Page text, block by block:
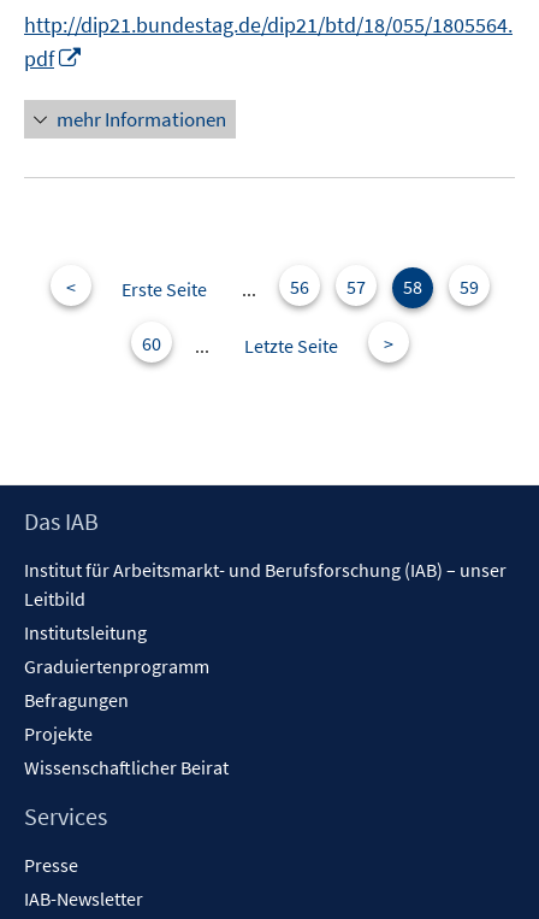
ö
f
n
n
http://dip21.bundestag.de/dip21/btd/18/055/1805564.
pdf
n
e
u
e
n
f
f
e
n
mehr Informationen
< Erste Seite ... 56 57 58 59
60 ... Letzte Seite >
Footer
Das IAB
Institut für Arbeitsmarkt- und Berufsforschung (IAB) – unser
Leitbild
Institutsleitung
Graduiertenprogramm
Befragungen
Projekte
Wissenschaftlicher Beirat
Services
Presse
IAB-Newsletter